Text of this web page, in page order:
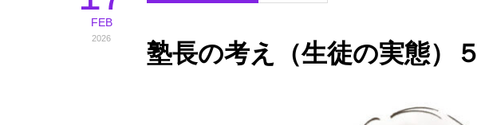
FEB
2026
塾長の考え（生徒の実態）５